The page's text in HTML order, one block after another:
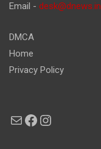
Email - desk@dnews.in
DMCA
Home
Privacy Policy
MailFacebook
Instagram